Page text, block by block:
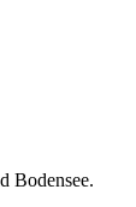
Bodensee.